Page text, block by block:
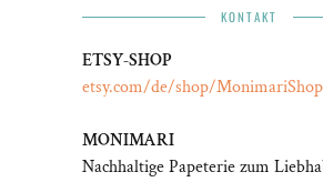
KONTAKT
ETSY-SHOP
etsy.com/de/shop/MonimariShop
MONIMARI
Nachhaltige Papeterie zum